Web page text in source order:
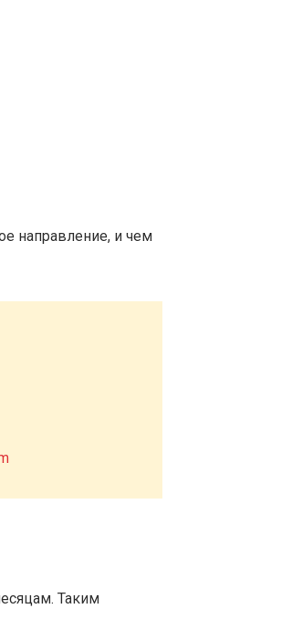
направление, и чем
Таким